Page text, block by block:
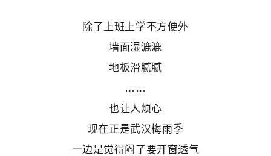
除了上班上学不方便外
墙面湿漉漉
地板滑腻腻
……
也让人烦心
现在正是武汉梅雨季
一边是觉得闷了要开窗透气